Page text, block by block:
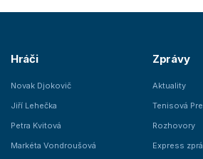
Hráči
Novak Djokovič
Jiří Lehečka
Petra Kvitová
Markéta Vondroušová
Zprávy
Aktuality
Tenisová
Rozhovory
Express